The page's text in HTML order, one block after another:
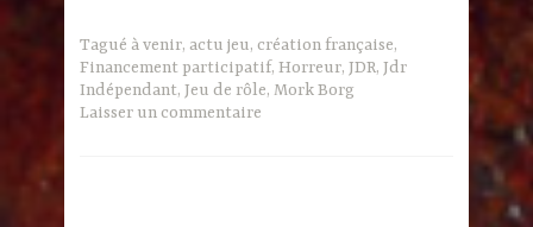
Tagué à venir, actu jeu,création française,
Financement participatif,Horreur,JDR,Jdr
Indépendant,Jeu de rôle,Mork Borg
Laisser un commentaire